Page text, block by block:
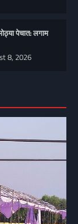
पेचात: लगाम
8, 2026